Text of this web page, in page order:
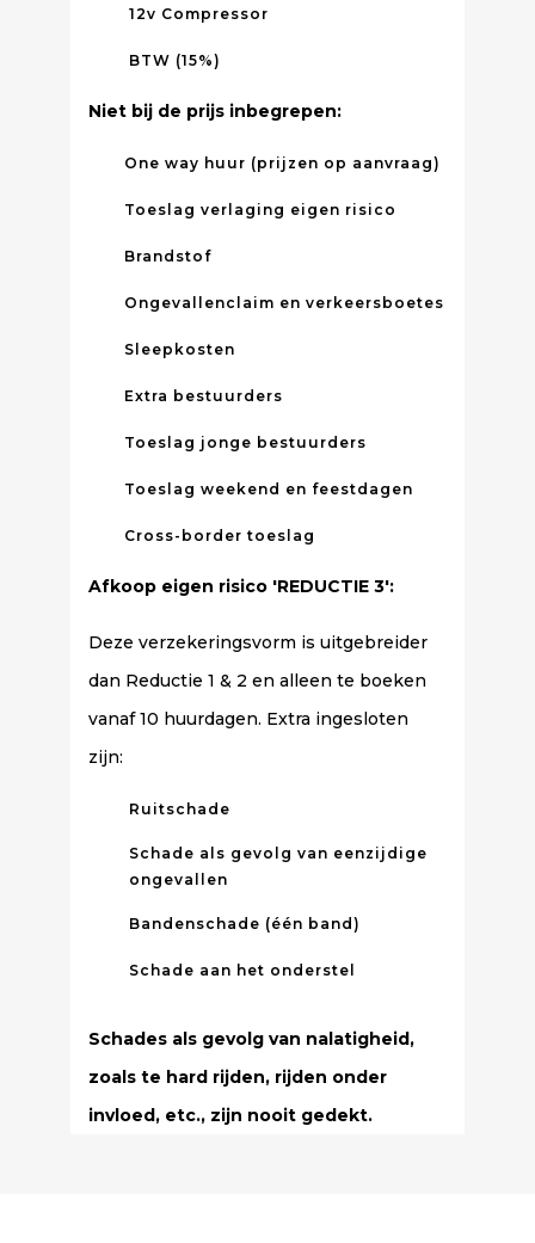
12v Compressor
BTW (15%)
Niet bij de prijs inbegrepen:
One way huur (prijzen op aanvraag)
Toeslag verlaging eigen risico
Brandstof
Ongevallenclaim en verkeersboetes
Sleepkosten
Extra bestuurders
Toeslag jonge bestuurders
Toeslag weekend en feestdagen
Cross-border toeslag
Afkoop eigen risico 'REDUCTIE 3':
Deze verzekeringsvorm is uitgebreider
dan Reductie 1 & 2 en alleen te boeken
vanaf 10 huurdagen. Extra ingesloten
zijn:
Ruitschade
Schade als gevolg van eenzijdige
ongevallen
Bandenschade (één band)
Schade aan het onderstel
Schades als gevolg van nalatigheid,
zoals te hard rijden, rijden onder
invloed, etc., zijn nooit gedekt.